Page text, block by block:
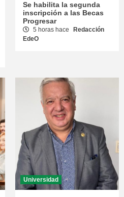
Se habilita la segunda
inscripción a las Becas
Progresar
5 horas hace
Redacción
EdeO
Universidad